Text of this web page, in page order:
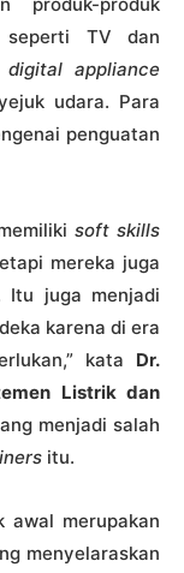
TV dan
digital appliance
udara. Para
penguatan
soft skills
mereka juga
juga menjadi
karena di era
kata Dr.
Listrik dan
menjadi salah
itu.
awal merupakan
menyelaraskan